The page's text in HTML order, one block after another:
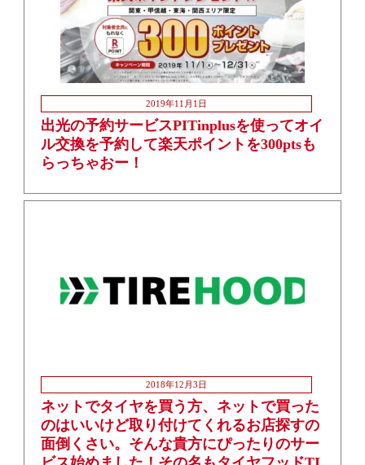
2019年11月1日
出光の予約サービスPITinplusを使ってオイ
ル交換を予約して楽天ポイントを300ptsも
らっちゃおー！
2018年12月3日
ネットでタイヤを買う方、ネットで買った
のはいいけど取り付けてくれるお店探すの
面倒くさい。そんな貴方にぴったりのサー